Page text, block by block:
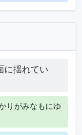
に揺れてい
りがみなもにゆ